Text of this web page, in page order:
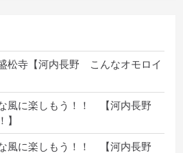
松寺【河内長野 こんなオモロイ
風に楽しもう！！ 【河内長野
】
風に楽しもう！！ 【河内長野